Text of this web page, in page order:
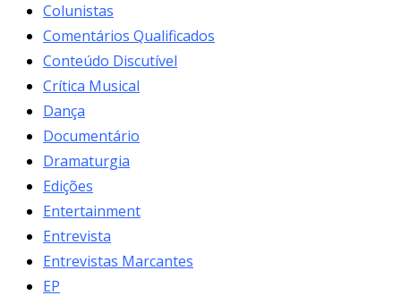
Colunistas
Comentários Qualificados
Conteúdo Discutível
Crítica Musical
Dança
Documentário
Dramaturgia
Edições
Entertainment
Entrevista
Entrevistas Marcantes
EP